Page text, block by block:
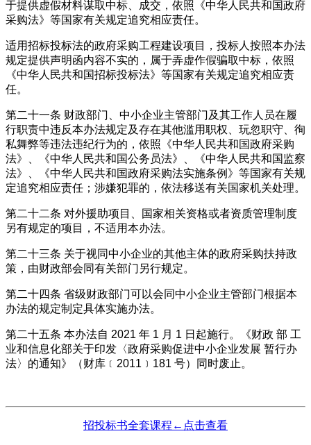
于提供虚假材料谋取中标、成交，依照《中华人民共和国政府
采购法》等国家有关规定追究相应责任。
适用招标投标法的政府采购工程建设项目，投标人按照本办法
规定提供声明函内容不实的，属于弄虚作假骗取中标，依照
《中华人民共和国招标投标法》等国家有关规定追究相应责
任。
第二十一条 财政部门、中小企业主管部门及其工作人员在履
行职责中违反本办法规定及存在其他滥用职权、玩忽职守、徇
私舞弊等违法违纪行为的，依照《中华人民共和国政府采购
法》、《中华人民共和国公务员法》、《中华人民共和国监察
法》、《中华人民共和国政府采购法实施条例》等国家有关规
定追究相应责任；涉嫌犯罪的，依法移送有关国家机关处理。
第二十二条 对外援助项目、国家相关资格或者资质管理制度
另有规定的项目，不适用本办法。
第二十三条 关于视同中小企业的其他主体的政府采购扶持政
策，由财政部会同有关部门另行规定。
第二十四条 省级财政部门可以会同中小企业主管部门根据本
办法的规定制定具体实施办法。
第二十五条 本办法自 2021 年 1 月 1 日起施行。《财政 部 工
业和信息化部关于印发〈政府采购促进中小企业发展 暂行办
法〉的通知》（财库﹝2011﹞181 号）同时废止。
招投标书全套课程←点击查看